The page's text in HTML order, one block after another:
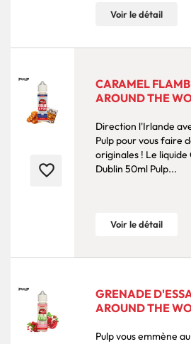
Voir le détail
favorite_border
CARAMEL
AROUND THE
Direction l'Irlande
Pulp pour vous faire
originales ! Le liquide Caramel Flambé de
Dublin 50ml Pulp...
Voir le détail
GRENADE
AROUND THE
Pulp vous emmène